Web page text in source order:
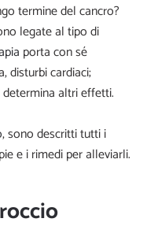
termine del cancro?
legate al tipo di
porta con sé
disturbi cardiaci;
determina altri effetti.
, sono descritti tutti i
e i rimedi per alleviarli.